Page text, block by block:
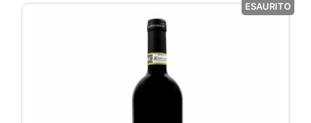
ESAURITO